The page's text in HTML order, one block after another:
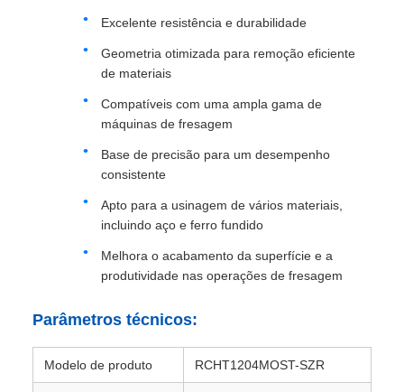
Excelente resistência e durabilidade
Geometria otimizada para remoção eficiente
de materiais
Compatíveis com uma ampla gama de
máquinas de fresagem
Base de precisão para um desempenho
consistente
Apto para a usinagem de vários materiais,
incluindo aço e ferro fundido
Melhora o acabamento da superfície e a
produtividade nas operações de fresagem
Parâmetros técnicos:
Modelo de produto RCHT1204MOST-SZR